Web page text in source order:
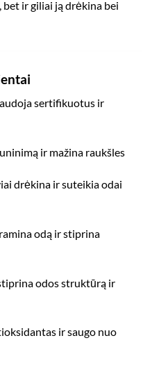
ir giliai ją drėkina bei
sertifikuotus ir
ir mažina raukšles
drėkina ir suteikia odai
odą ir stiprina
odos struktūrą ir
ir saugo nuo